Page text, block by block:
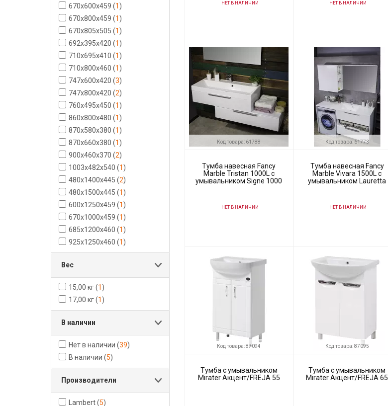
670x600x459 (1 )
670x800x459 (1 )
670x805x505 (1 )
692x395x420 (1 )
710x695x410 (1 )
710x800x460 (1 )
747х600х420 (3)
747х800х420 (2)
760x495x450 (1 )
860x800x480 (1 )
870x580x380 (1 )
870x660x380 (1 )
900x460x370 (2)
1003x482x540 (1 )
480x1400x445 (2)
480x1500x445 (1 )
600x1250x459 (1 )
670x1000x459 (1 )
685x1200x460 (1 )
925х1250х460 (1 )
Вес
15,00 кг(1 )
17,00 кг(1 )
В наличии
Нет в наличии (39)
В наличии (5)
Производители
Lambert(5)
НЕТ В НАЛИЧИИ НЕТ В НАЛИЧИИ
Код товара: 61788
Тумба навесная Fancy
Marble Tristan 1000L с
умывальником Signe 1000
НЕТ В НАЛИЧИИ
Код товара: 61773
Тумба навесная Fancy
Marble Vivara 1500L с
умывальником Lauretta
НЕТ В НАЛИЧИИ
Код товара: 87094
Тумба с умывальником
Mirater Акцент/FREJA 55
Код товара: 87095
Тумба с умывальником
Mirater Акцент/FREJA 65